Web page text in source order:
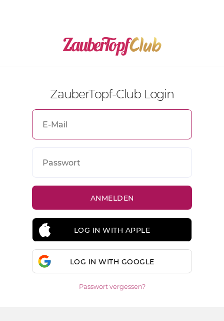
ZauberTopf-Club Login
LOG IN WITH APPLE
LOG IN WITH GOOGLE
Passwort vergessen?